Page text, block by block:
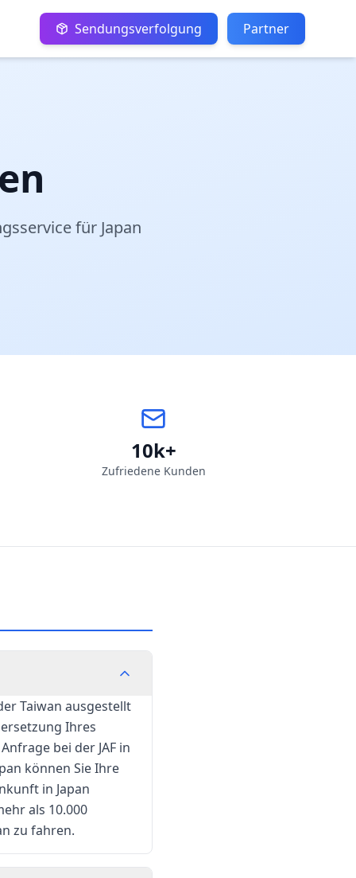
Sendungsverfolgung Partner
für Japan
10k+
Zufriedene Kunden
Taiwan ausgestellt
Ihres
bei der JAF in
können Sie Ihre
in Japan
als 10.000
zu fahren.